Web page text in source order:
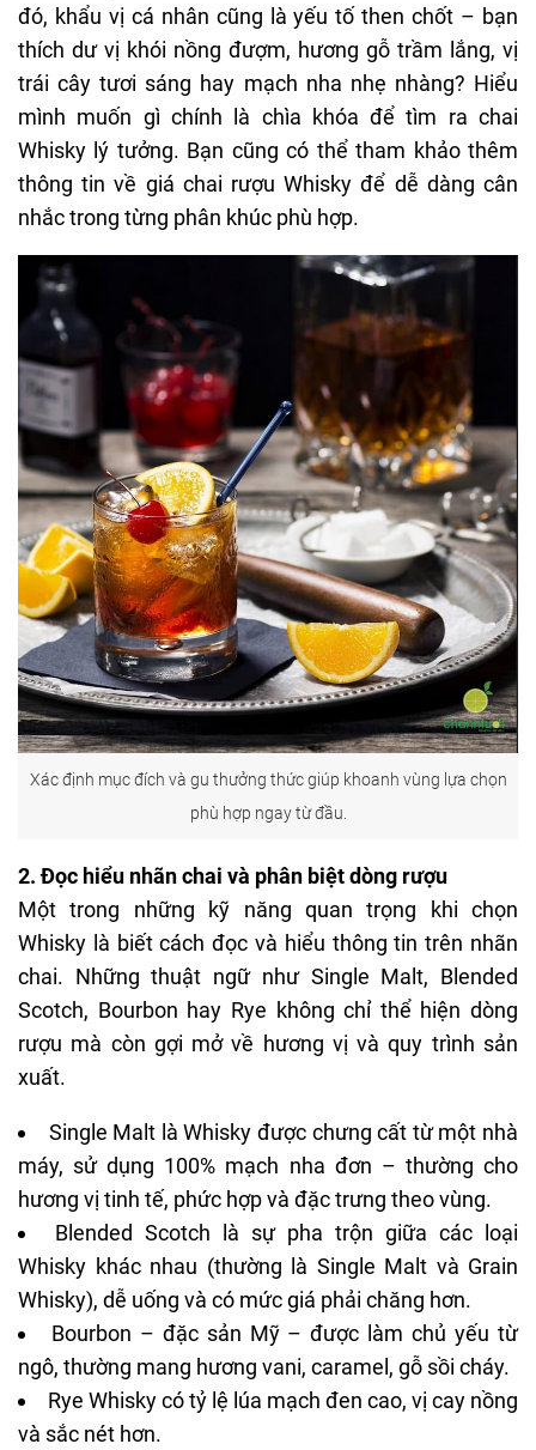
đó, khẩu vị cá nhân cũng là yếu tố then chốt – bạn
thích dư vị khói nồng đượm, hương gỗ trầm lắng, vị
trái cây tươi sáng hay mạch nha nhẹ nhàng? Hiểu
mình muốn gì chính là chìa khóa để tìm ra chai
Whisky lý tưởng. Bạn cũng có thể tham khảo thêm
thông tin về giá chai rượu Whisky để dễ dàng cân
nhắc trong từng phân khúc phù hợp.
Xác định mục đích và gu thưởng thức giúp khoanh vùng lựa chọn
phù hợp ngay từ đầu.
2. Đọc hiểu nhãn chai và phân biệt dòng rượu
Một trong những kỹ năng quan trọng khi chọn
Whisky là biết cách đọc và hiểu thông tin trên nhãn
chai. Những thuật ngữ như Single Malt, Blended
Scotch, Bourbon hay Rye không chỉ thể hiện dòng
rượu mà còn gợi mở về hương vị và quy trình sản
xuất.
Single Malt là Whisky được chưng cất từ một nhà
máy, sử dụng 100% mạch nha đơn – thường cho
hương vị tinh tế, phức hợp và đặc trưng theo vùng.
Blended Scotch là sự pha trộn giữa các loại
Whisky khác nhau (thường là Single Malt và Grain
Whisky), dễ uống và có mức giá phải chăng hơn.
Bourbon – đặc sản Mỹ – được làm chủ yếu từ
ngô, thường mang hương vani, caramel, gỗ sồi cháy.
Rye Whisky có tỷ lệ lúa mạch đen cao, vị cay nồng
và sắc nét hơn.